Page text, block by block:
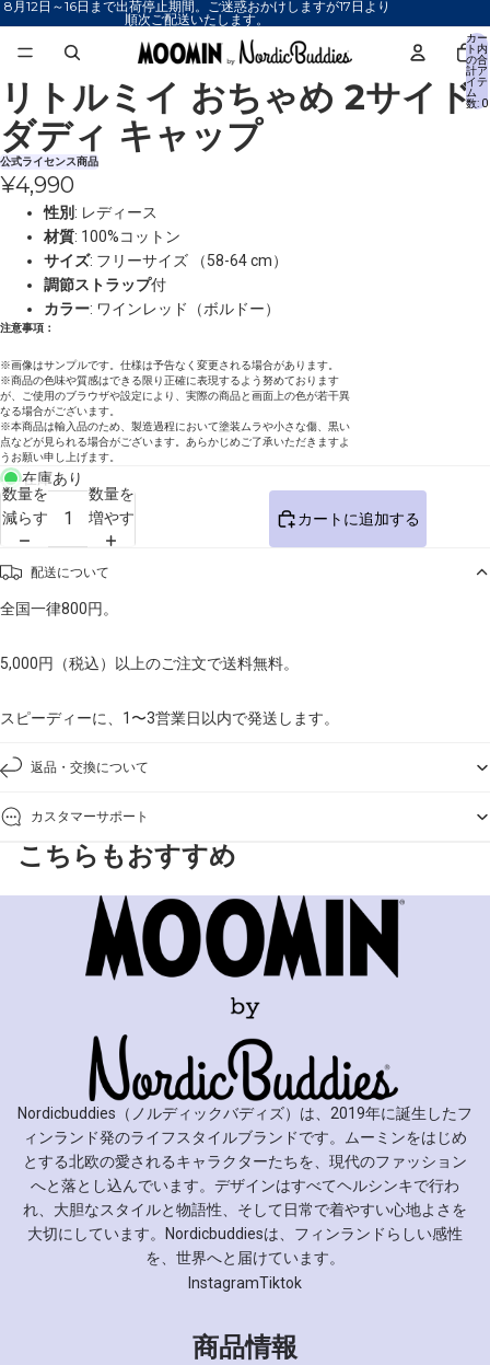
8月12日～16日まで出荷停止期間。ご迷惑おかけしますが17日より
順次ご配送いたします。
カー
ト内
の合
計ア
イテ
ム
数: 0
画
像
を
全
画
画
像
を
全
画
画
像
を
全
画
画
像
を
全
画
リトルミイ おちゃめ 2サイド
ダディ キャップ
公式ライセンス商品
¥4,990
性別: レディース
材質: 100%コットン
サイズ: フリーサイズ （58-64 cm）
調節ストラップ付
カラー: ワインレッド（ボルドー）
注意事項：
※画像はサンプルです。仕様は予告なく変更される場合があります。
※商品の色味や質感はできる限り正確に表現するよう努めております
が、ご使用のブラウザや設定により、実際の商品と画面上の色が若干異
なる場合がございます。
※本商品は輸入品のため、製造過程において塗装ムラや小さな傷、黒い
点などが見られる場合がございます。あらかじめご了承いただきますよ
うお願い申し上げます。
在庫あり
数量を
減らす
数量を
増やす
カートに追加する
配送について
全国一律800円。
5,000円（税込）以上のご注文で送料無料。
スピーディーに、1〜3営業日以内で発送します。
返品・交換について
カスタマーサポート
こちらもおすすめ
Nordicbuddies（ノルディックバディズ）は、2019年に誕生したフ
ィンランド発のライフスタイルブランドです。ムーミンをはじめ
とする北欧の愛されるキャラクターたちを、現代のファッション
へと落とし込んでいます。デザインはすべてヘルシンキで行わ
れ、大胆なスタイルと物語性、そして日常で着やすい心地よさを
大切にしています。Nordicbuddiesは、フィンランドらしい感性
を、世界へと届けています。
InstagramTiktok
商品情報